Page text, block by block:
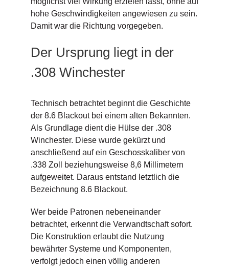
hohe Geschwindigkeiten angewiesen zu sein.
Damit war die Richtung vorgegeben.
Der Ursprung liegt in der
.308 Winchester
Technisch betrachtet beginnt die Geschichte
der 8.6 Blackout bei einem alten Bekannten.
Als Grundlage dient die Hülse der .308
Winchester. Diese wurde gekürzt und
anschließend auf ein Geschosskaliber von
.338 Zoll beziehungsweise 8,6 Millimetern
aufgeweitet. Daraus entstand letztlich die
Bezeichnung 8.6 Blackout.
Wer beide Patronen nebeneinander
betrachtet, erkennt die Verwandtschaft sofort.
Die Konstruktion erlaubt die Nutzung
bewährter Systeme und Komponenten,
verfolgt jedoch einen völlig anderen